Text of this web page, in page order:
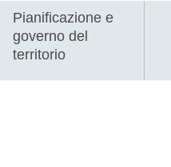
Pianificazione e
governo del
territorio